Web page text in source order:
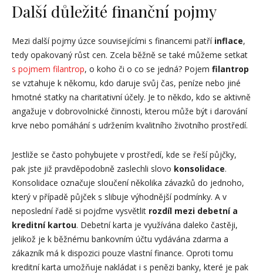
Další důležité finanční pojmy
Mezi další pojmy úzce souvisejícími s financemi patří inflace,
tedy opakovaný růst cen. Zcela běžně se také můžeme setkat
s pojmem filantrop, o koho či o co se jedná? Pojem filantrop
se vztahuje k někomu, kdo daruje svůj čas, peníze nebo jiné
hmotné statky na charitativní účely. Je to někdo, kdo se aktivně
angažuje v dobrovolnické činnosti, kterou může být i darování
krve nebo pomáhání s udržením kvalitního životního prostředí.
Jestliže se často pohybujete v prostředí, kde se řeší půjčky,
pak jste již pravděpodobně zaslechli slovo konsolidace.
Konsolidace označuje sloučení několika závazků do jednoho,
který v případě půjček s slibuje výhodnější podmínky. A v
neposlední řadě si pojďme vysvětlit rozdíl mezi debetní a
kreditní kartou. Debetní karta je využívána daleko častěji,
jelikož je k běžnému bankovním účtu vydávána zdarma a
zákazník má k dispozici pouze vlastní finance. Oproti tomu
kreditní karta umožňuje nakládat i s penězi banky, které je pak